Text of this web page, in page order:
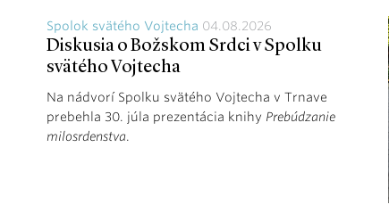
Spolok svätého Vojtecha 04.08.2026
Diskusia o Božskom Srdci v Spolku
svätého Vojtecha
Na nádvorí Spolku svätého Vojtecha v Trnave
prebehla 30. júla prezentácia knihy Prebúdzanie
milosrdenstva.